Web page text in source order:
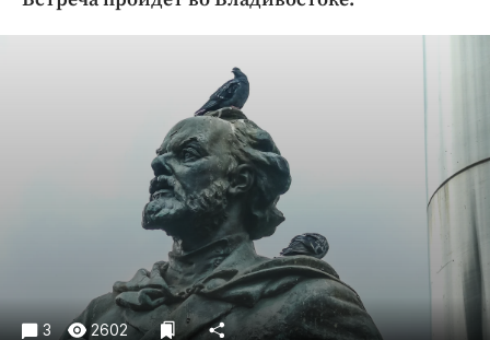
Криминал
Недвижимость и ЖКХ
Образование
Общество
Праздники
Происшествия
Спорт
Экономика и бизнес
3 2602